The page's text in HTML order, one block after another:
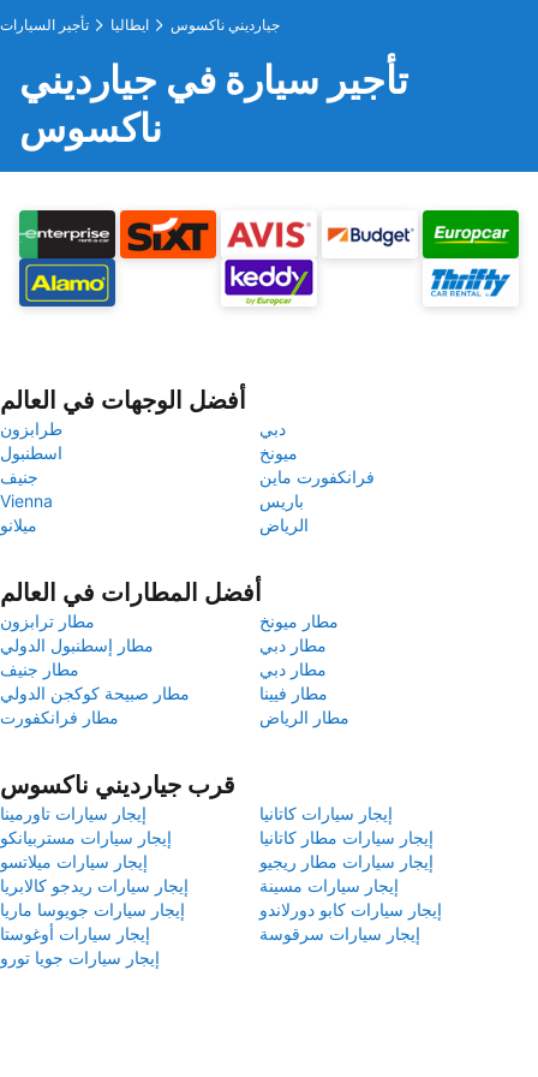
تأجير السيارات ايطاليا جيارديني ناكسوس
تأجير سيارة في جيارديني
ناكسوس
أفضل الوجهات في العالم
طرابزون
دبي
اسطنبول
ميونخ
جنيف
فرانكفورت ماين
Vienna
باريس
ميلانو
الرياض
أفضل المطارات في العالم
مطار ترابزون
مطار ميونخ
مطار إسطنبول الدولي
مطار دبي
مطار جنيف
مطار دبي
مطار صبيحة كوكجن الدولي
مطار فيينا
مطار فرانكفورت
مطار الرياض
قرب جيارديني ناكسوس
إيجار سيارات تاورمينا
إيجار سيارات كاتانيا
إيجار سيارات مستربيانكو
إيجار سيارات مطار كاتانيا
إيجار سيارات ميلاتسو
إيجار سيارات مطار ريجيو
إيجار سيارات ريدجو كالابريا
إيجار سيارات مسينة
إيجار سيارات جويوسا ماريا
إيجار سيارات كابو دورلاندو
إيجار سيارات أوغوستا
إيجار سيارات سرقوسة
إيجار سيارات جويا تورو